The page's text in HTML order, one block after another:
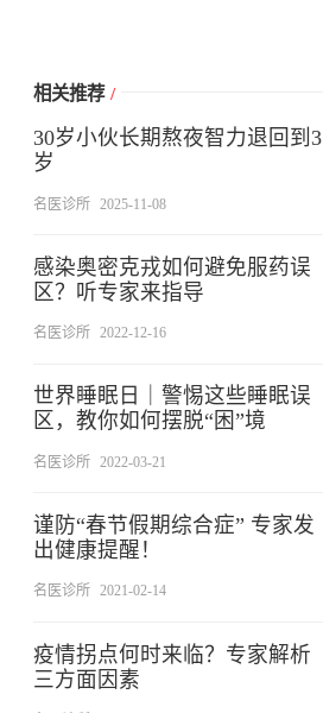
相关推荐 /
30岁小伙长期熬夜智力退回到3
岁
名医诊所 2025-11-08
感染奥密克戎如何避免服药误
区？听专家来指导
名医诊所 2022-12-16
世界睡眠日｜警惕这些睡眠误
区，教你如何摆脱“困”境
名医诊所 2022-03-21
谨防“春节假期综合症” 专家发
出健康提醒！
名医诊所 2021-02-14
疫情拐点何时来临？专家解析
三方面因素